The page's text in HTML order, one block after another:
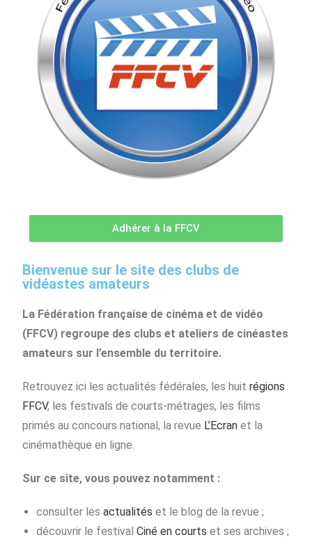
Adhérer à la FFCV
Bienvenue sur le site des clubs de
vidéastes amateurs
La Fédération française de cinéma et de vidéo
(FFCV) regroupe des clubs et ateliers de cinéastes
amateurs sur l’ensemble du territoire.
Retrouvez ici les actualités fédérales, les huitrégions
FFCV, les festivals de courts-métrages, les films
primés au concours national, la revue L’Ecran et la
cinémathèque en ligne.
Sur ce site, vous pouvez notamment :
consulter lesactualités et le blog de la revue ;
découvrir le festivalCiné en courts et ses archives ;